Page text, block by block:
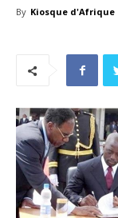
By Kiosque d'Afrique